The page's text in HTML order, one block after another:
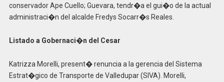
conservador Ape Cuello; Guevara, tendr�a el gui�o de la actual
administraci�n del alcalde Fredys Socarr�s Reales.
Listado a Gobernaci�n del Cesar
Katrizza Morelli, present� renuncia a la gerencia del Sistema
Estrat�gico de Transporte de Valledupar (SIVA). Morelli,